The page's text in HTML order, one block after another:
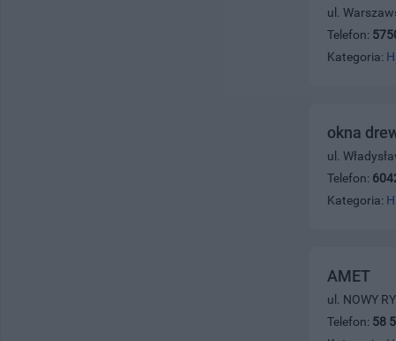
ul.
Telefon:
Kategoria:
okna
ul.
Telefon:
Kategoria:
AMET
ul. NOWY
Telefon: 58